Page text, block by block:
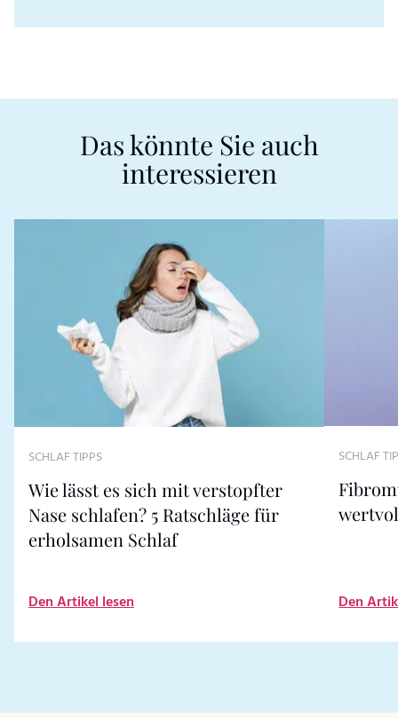
Das könnte Sie auch
interessieren
SCHLAF TIPPS
Wie lässt es sich mit verstopfter
Nase schlafen? 5 Ratschläge für
erholsamen Schlaf
Den Artikel lesen
SCHLAF
Den